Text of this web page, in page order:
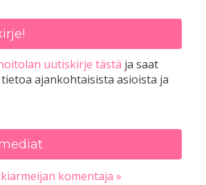
uutiskirje tästä ja saat
ajankohtaisista asioista ja
komentaja »